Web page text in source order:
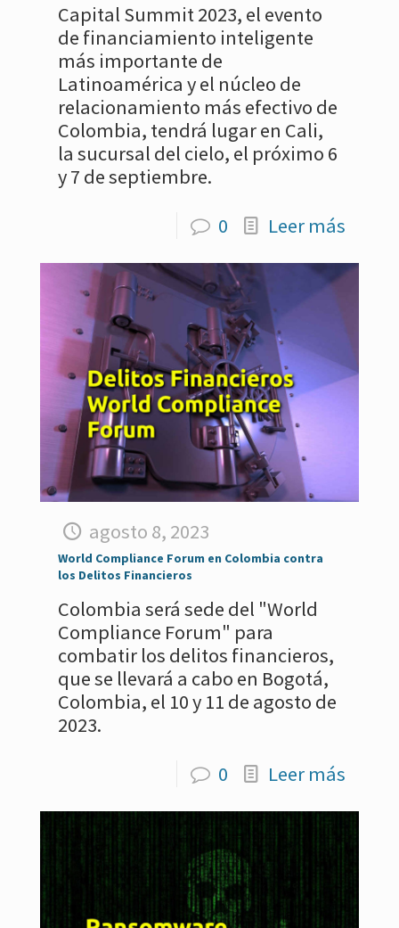
Capital Summit 2023, el evento
de financiamiento inteligente
más importante de
Latinoamérica y el núcleo de
relacionamiento más efectivo de
Colombia, tendrá lugar en Cali,
la sucursal del cielo, el próximo 6
y 7 de septiembre.
0
Leer más
agosto 8, 2023
World Compliance Forum en Colombia contra
los Delitos Financieros
Colombia será sede del "World
Compliance Forum" para
combatir los delitos financieros,
que se llevará a cabo en Bogotá,
Colombia, el 10 y 11 de agosto de
2023.
0
Leer más